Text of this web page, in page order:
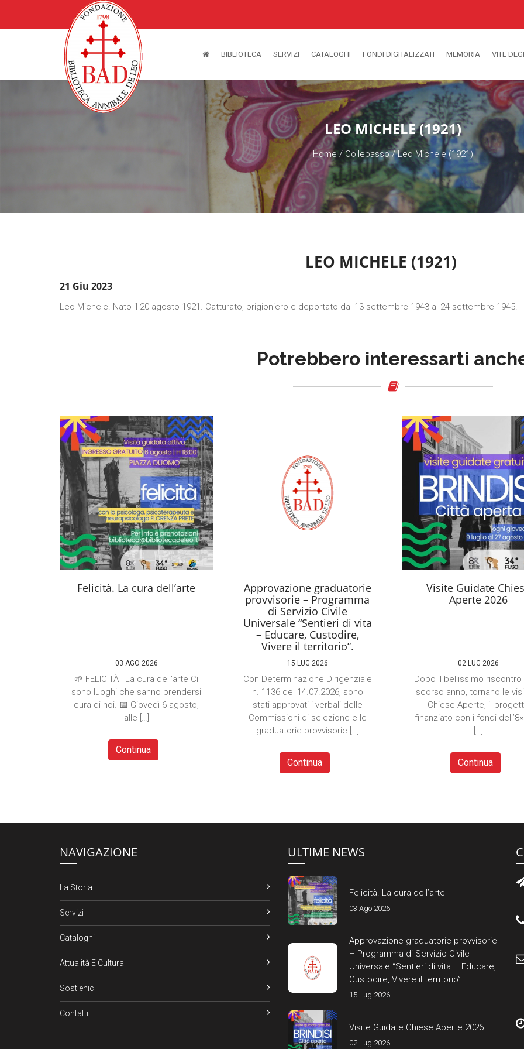
BIBLIOTECA SERVIZI CATALOGHI FONDI DIGITALIZZATI MEMORIA VITE
LEO MICHELE (1921)
Home/ Collepasso/Leo Michele (1921)
LEO MICHELE (1921)
21 Giu 2023
Leo Michele. Nato il 20 agosto 1921. Catturato, prigioniero e deportato dal 13 settembre 1943 al 24 settembre 1945.
Potrebbero interessarti
Felicità. La cura dell’arte
03 AGO 2026
🌱 FELICITÀ | La cura dell’arte Ci
sono luoghi che sanno prendersi
cura di noi. 📅 Giovedì 6 agosto,
alle […]
Continua
Approvazione graduatorie
provvisorie – Programma
di Servizio Civile
Universale “Sentieri di vita
– Educare, Custodire,
Vivere il territorio”.
15 LUG 2026
Con Determinazione Dirigenziale
n. 1136 del 14.07.2026, sono
stati approvati i verbali delle
Commissioni di selezione e le
graduatorie provvisorie […]
Continua
Visite Guidate
Aperte 2026
02 LUG 2026
Dopo il bellissimo riscontro
scorso anno, tornano le
Chiese Aperte, il
finanziato con i fondi
Continua
NAVIGAZIONE
La Storia
Servizi
Cataloghi
Attualità E Cultura
Sostienici
Contatti
ULTIME NEWS
Felicità. La cura dell’arte
03 Ago 2026
Approvazione graduatorie provvisorie
– Programma di Servizio Civile
Universale “Sentieri di vita – Educare,
Custodire, Vivere il territorio”.
15 Lug 2026
Visite Guidate Chiese Aperte 2026
02 Lug 2026